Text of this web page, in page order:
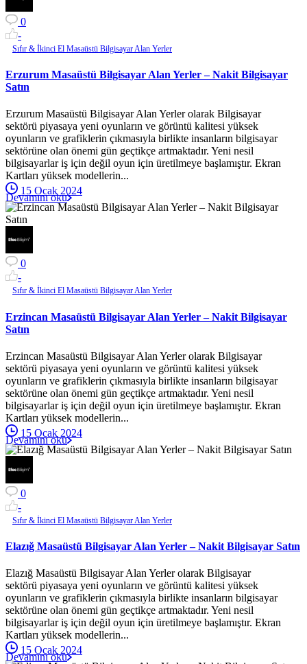
0
-
Sıfır & İkinci El Masaüstü Bilgisayar Alan Yerler
Erzurum Masaüstü Bilgisayar Alan Yerler – Nakit Bilgisayar
Satın
Erzurum Masaüstü Bilgisayar Alan Yerler olarak Bilgisayar
sektörü piyasaya yeni oyunların ve görüntü kalitesi yüksek
oyunların ve grafiklerin çıkmasıyla birlikte insanların bilgisayar
sektörüne olan önemi gün geçtikçe artmaktadır. Yeni nesil
bilgisayarlar iş için değil oyun için üretilmeye başlamıştır. Ekran
Kartları yüksek modellerin...
15 Ocak 2024
Devamını oku
0
-
Sıfır & İkinci El Masaüstü Bilgisayar Alan Yerler
Erzincan Masaüstü Bilgisayar Alan Yerler – Nakit Bilgisayar
Satın
Erzincan Masaüstü Bilgisayar Alan Yerler olarak Bilgisayar
sektörü piyasaya yeni oyunların ve görüntü kalitesi yüksek
oyunların ve grafiklerin çıkmasıyla birlikte insanların bilgisayar
sektörüne olan önemi gün geçtikçe artmaktadır. Yeni nesil
bilgisayarlar iş için değil oyun için üretilmeye başlamıştır. Ekran
Kartları yüksek modellerin...
15 Ocak 2024
Devamını oku
0
-
Sıfır & İkinci El Masaüstü Bilgisayar Alan Yerler
Elazığ Masaüstü Bilgisayar Alan Yerler – Nakit Bilgisayar Satın
Elazığ Masaüstü Bilgisayar Alan Yerler olarak Bilgisayar
sektörü piyasaya yeni oyunların ve görüntü kalitesi yüksek
oyunların ve grafiklerin çıkmasıyla birlikte insanların bilgisayar
sektörüne olan önemi gün geçtikçe artmaktadır. Yeni nesil
bilgisayarlar iş için değil oyun için üretilmeye başlamıştır. Ekran
Kartları yüksek modellerin...
15 Ocak 2024
Devamını oku